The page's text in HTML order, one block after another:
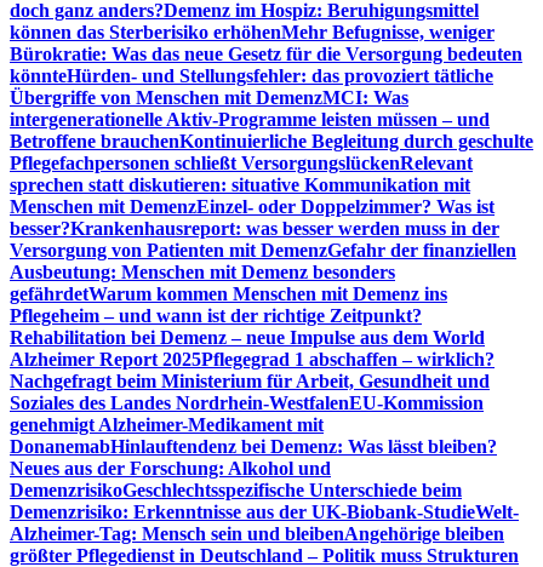
doch ganz anders?Demenz im Hospiz: Beruhigungsmittel
können das Sterberisiko erhöhenMehr Befugnisse, weniger
Bürokratie: Was das neue Gesetz für die Versorgung bedeuten
könnteHürden- und Stellungsfehler: das provoziert tätliche
Übergriffe von Menschen mit DemenzMCI: Was
intergenerationelle Aktiv-Programme leisten müssen – und
Betroffene brauchenKontinuierliche Begleitung durch geschulte
Pflegefachpersonen schließt VersorgungslückenRelevant
sprechen statt diskutieren: situative Kommunikation mit
Menschen mit DemenzEinzel- oder Doppelzimmer? Was ist
besser?Krankenhausreport: was besser werden muss in der
Versorgung von Patienten mit DemenzGefahr der finanziellen
Ausbeutung: Menschen mit Demenz besonders
gefährdetWarum kommen Menschen mit Demenz ins
Pflegeheim – und wann ist der richtige Zeitpunkt?
Rehabilitation bei Demenz – neue Impulse aus dem World
Alzheimer Report 2025Pflegegrad 1 abschaffen – wirklich?
Nachgefragt beim Ministerium für Arbeit, Gesundheit und
Soziales des Landes Nordrhein-WestfalenEU-Kommission
genehmigt Alzheimer-Medikament mit
DonanemabHinlauftendenz bei Demenz: Was lässt bleiben?
Neues aus der Forschung: Alkohol und
DemenzrisikoGeschlechtsspezifische Unterschiede beim
Demenzrisiko: Erkenntnisse aus der UK-Biobank-StudieWelt-
Alzheimer-Tag: Mensch sein und bleibenAngehörige bleiben
größter Pflegedienst in Deutschland – Politik muss Strukturen